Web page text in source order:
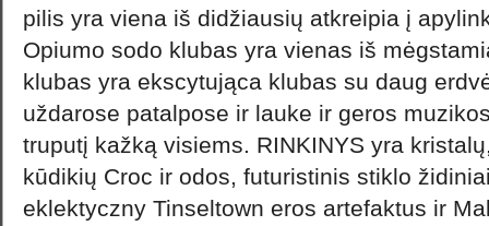
pilis yra viena iš didžiausių atkreipia į
Opiumo sodo klubas yra vienas iš
klubas yra ekscytująca klubas su daug
uždarose patalpose ir lauke ir geros
truputį kažką visiems. RINKINYS yra
kūdikių Croc ir odos, futuristinis stiklo
eklektyczny Tinseltown eros artefaktus ir